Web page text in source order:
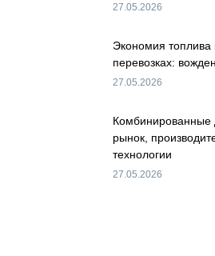
27.05.2026
Экономия топлива
перевозках:
27.05.2026
рынок,
технологии
27.05.2026